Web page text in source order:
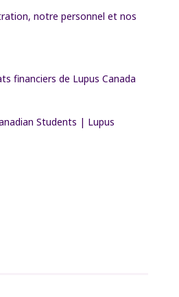
notre personnel et nos
financiers de Lupus Canada
Students | Lupus